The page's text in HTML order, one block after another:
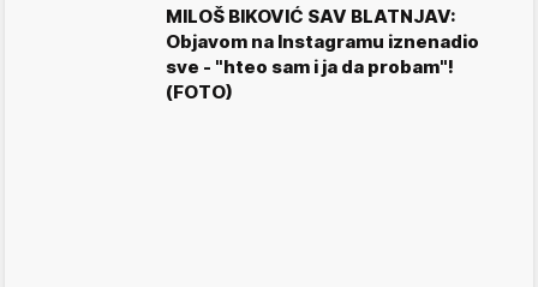
MILOŠ BIKOVIĆ SAV BLATNJAV:
Objavom na Instagramu iznenadio
sve - "hteo sam i ja da probam"!
(FOTO)